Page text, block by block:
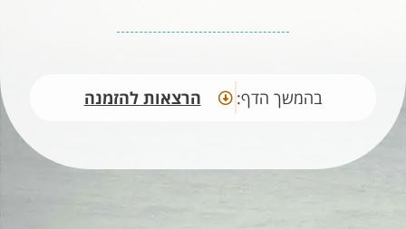
בהמשך הדף: הרצאות להזמנה​